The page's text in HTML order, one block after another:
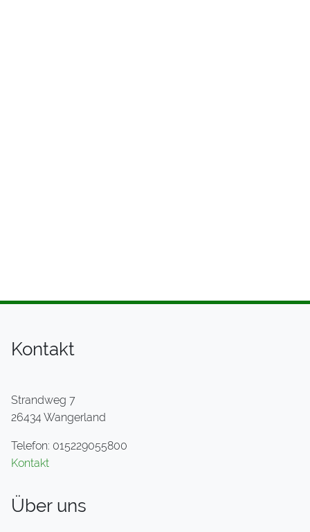
Kontakt
Strandweg 7
26434 Wangerland
Telefon: 015229055800
Kontakt
Über uns